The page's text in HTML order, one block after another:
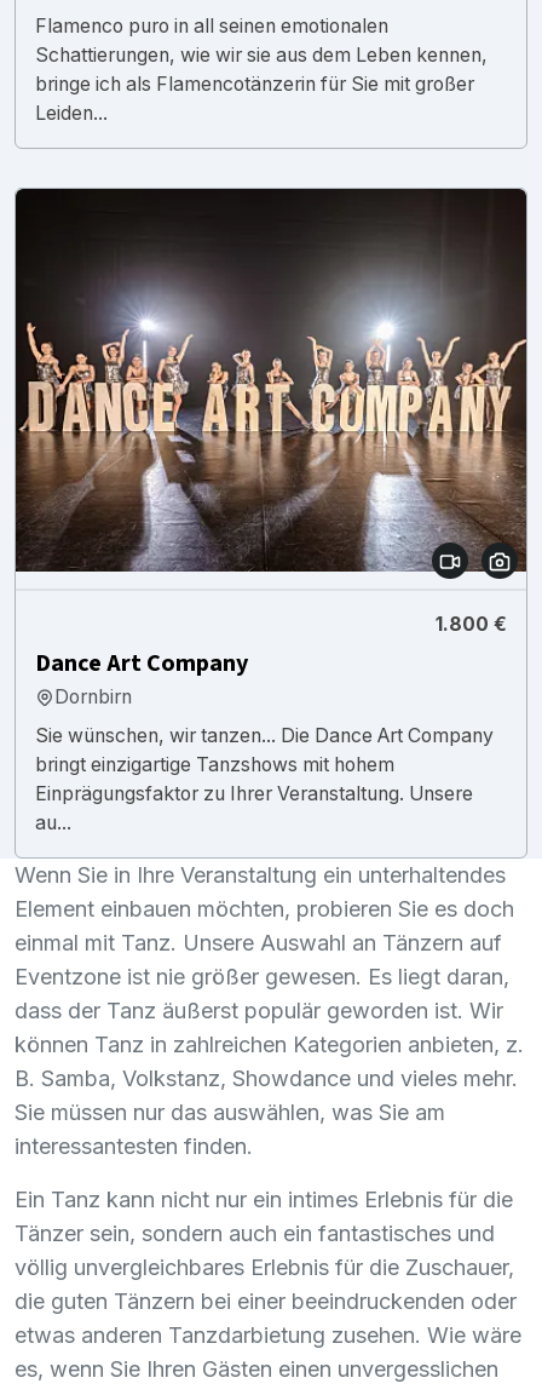
Flamenco puro in all seinen emotionalen
Schattierungen, wie wir sie aus dem Leben kennen,
bringe ich als Flamencotänzerin für Sie mit großer
Leiden...
1.800 €
Dance Art Company
Dornbirn
Sie wünschen, wir tanzen... Die Dance Art Company
bringt einzigartige Tanzshows mit hohem
Einprägungsfaktor zu Ihrer Veranstaltung. Unsere
au...
Wenn Sie in Ihre Veranstaltung ein unterhaltendes
Element einbauen möchten, probieren Sie es doch
einmal mit Tanz. Unsere Auswahl an Tänzern auf
Eventzone ist nie größer gewesen. Es liegt daran,
dass der Tanz äußerst populär geworden ist. Wir
können Tanz in zahlreichen Kategorien anbieten, z.
B. Samba, Volkstanz, Showdance und vieles mehr.
Sie müssen nur das auswählen, was Sie am
interessantesten finden.
Ein Tanz kann nicht nur ein intimes Erlebnis für die
Tänzer sein, sondern auch ein fantastisches und
völlig unvergleichbares Erlebnis für die Zuschauer,
die guten Tänzern bei einer beeindruckenden oder
etwas anderen Tanzdarbietung zusehen. Wie wäre
es, wenn Sie Ihren Gästen einen unvergesslichen